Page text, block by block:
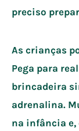
preciso
As crianças
Pega para
brincadeira
adrenalina.
na infância e,